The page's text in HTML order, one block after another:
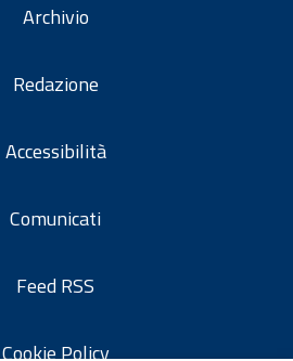
Archivio
Redazione
Accessibilità
Comunicati
Feed RSS
Cookie Policy